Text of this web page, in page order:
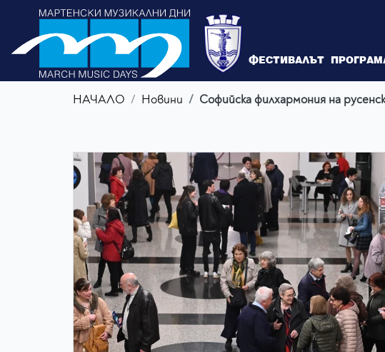
ФЕСТИВАЛЪТ
НАЧАЛО Новини Софийска филхармония на